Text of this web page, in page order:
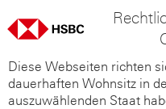
Diese Webseiten richten
dauerhaften Wohnsitz in
auszuwählenden Staat